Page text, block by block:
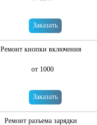
Заказать
Ремонт кнопки включения
от 1000
Заказать
Ремонт разъема зарядки